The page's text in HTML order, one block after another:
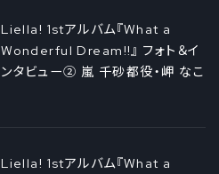
Liella! 1stアルバム『What a
Wonderful Dream!!』 フォト＆イ
ンタビュー② 嵐 千砂都役・岬 なこ
Liella! 1stアルバム『What a